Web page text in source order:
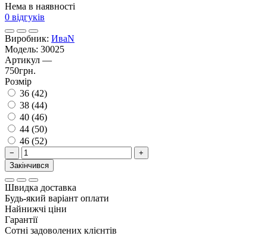
Нема в наявності
0 відгуків
Виробник: ИваN
Модель: 30025
Артикул —
750грн.
Розмір
36 (42)
38 (44)
40 (46)
44 (50)
46 (52)
−
+
Закінчився
Швидка доставка
Будь-який варіант оплати
Найнижчі ціни
Гарантії
Сотні задоволених клієнтів